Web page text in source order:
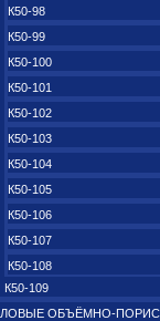
К50-98
К50-99
К50-100
К50-101
К50-102
К50-103
К50-104
К50-105
К50-106
К50-107
К50-108
К50-109